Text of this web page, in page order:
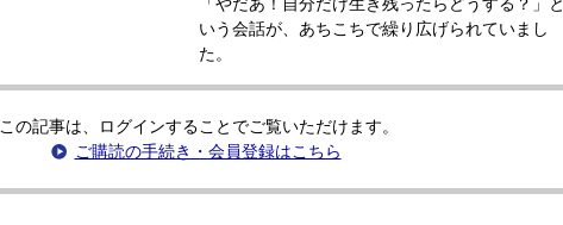
いう会話が、あちこちで繰り広げられていまし
た。
この記事は、ログインすることでご覧いただけます。
ご購読の手続き・会員登録はこちら